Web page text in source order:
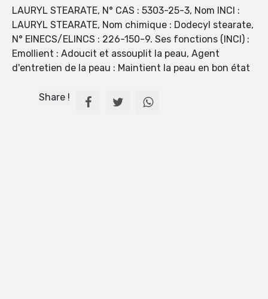
LAURYL STEARATE, N° CAS : 5303-25-3, Nom INCI :
LAURYL STEARATE, Nom chimique : Dodecyl stearate,
N° EINECS/ELINCS : 226-150-9. Ses fonctions (INCI) :
Emollient : Adoucit et assouplit la peau, Agent
d'entretien de la peau : Maintient la peau en bon état
Share !